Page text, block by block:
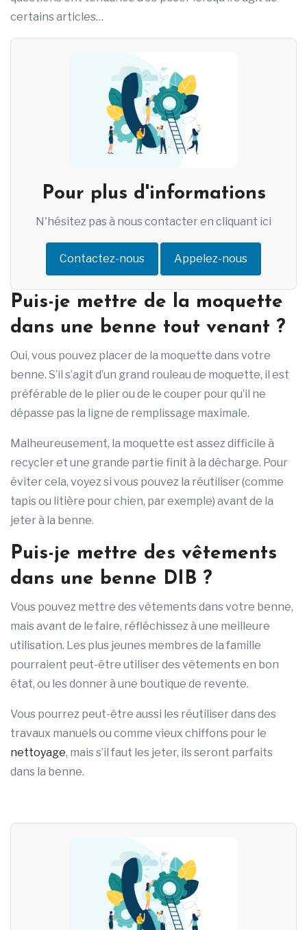
certains articles…
Pour plus d'informations
N'hésitez pas à nous contacter en cliquant ici
Contactez-nous Appelez-nous
Puis-je mettre de la moquette
dans une benne tout venant ?
Oui, vous pouvez placer de la moquette dans votre
benne. S’il s’agit d’un grand rouleau de moquette, il est
préférable de le plier ou de le couper pour qu’il ne
dépasse pas la ligne de remplissage maximale.
Malheureusement, la moquette est assez difficile à
recycler et une grande partie finit à la décharge. Pour
éviter cela, voyez si vous pouvez la réutiliser (comme
tapis ou litière pour chien, par exemple) avant de la
jeter à la benne.
Puis-je mettre des vêtements
dans une benne DIB ?
Vous pouvez mettre des vêtements dans votre benne,
mais avant de le faire, réfléchissez à une meilleure
utilisation. Les plus jeunes membres de la famille
pourraient peut-être utiliser des vêtements en bon
état, ou les donner à une boutique de revente.
Vous pourrez peut-être aussi les réutiliser dans des
travaux manuels ou comme vieux chiffons pour le
nettoyage, mais s’il faut les jeter, ils seront parfaits
dans la benne.